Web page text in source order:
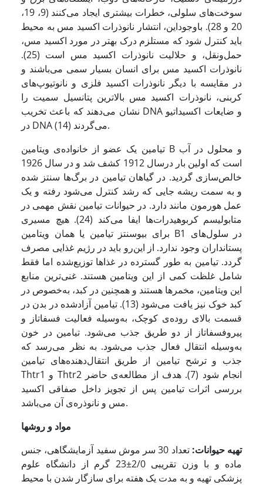
سوخت‌های سلولی، خطرات بیشتری ایجاد می‌کنند (9، 19،
20 و 28). باوجوداین، انتشار نانوذرات اکسید مس به محیط
باید کنترل شود که مستلزم درک بهتر در مورد اکسید مس،
حمل‌ونقل، و حلالیت نانوذرات اکسید مس است (25).
نانوذرات اکسید مس برای انسان بسیار سمی می‌باشند و
در مقایسه با دیگر نانوذرات اکسید فلزی و نانوتیوپ‌های
کربنی، نانوذرات اکسید مس بالاترین پتانسیل سمیت را
نشان می‌دهند که باعث تخریب DNA و ضایعات اکسیداتیو
در DNA می‌گردند (14).
تیامین یک عضو از خانواده‌ی ویتامین B و محلول در آب
است که اولین بار درسال 1912 کشف شد و در سال 1926
خالص‌سازی گردید. در گیاهان تیامین در برگ‌ها سنتز شده
و به سمت ریشه جایی که رشد کنترل می‌شود رفته و یک
عمل هورمون مانند دارد. در حیوانات تیامین نقش مهمی در
متابولیسم کربوهیدرات‌ها ایفا می‌کند (24). هیچ مسیری
برای بیوسنتز تیامین یا همان ویتامین B1 در سلول‌های
پستانداران وجود ندارد. از این‌رو باید در رژیم غذایی مصرف
گردد. تیامین به طور گسترده در غذاها توزیع‌شده اما فقط
شامل غلظت کمی از این ویتامین هستند. غنی‌ترین منابع
این ویتامین، مخمرها هستند و همچنین در کبد، به‌خصوص در
کبد خوک نیز یافت می‌شود (13). تیامین آزادشده در بدن در
قسمت بالای روده‌ی کوچک، به‌وسیله فعالیت فسفاتاز و
پیروفسفاتاز از دو طریق جذب می‌شود. تیامین در خون
به‌وسیله انتقال فعال جذب می‌شود. به نظر می‌رسد که
جذب و ترشح تیامین از طریق انتقال‌دهنده‌های تیامین
Thtr1 و Thtr2 انجام شود (7). هدف از مطالعه‌ی حاضر
بررسی اثرات تیامین پس از تجویز داخل صفاقی اکسید
مس و نانوذره‌ی آن می‌باشد.
مواد و روشها
تهیه حیوانات:
تعداد 30 سر موش سفید آزمایشگاهی، جنس
ماده و با وزن تقریبی 2/0±23 گرم از دانشگاه علوم
پزشکی تهیه و به مدت یک هفته برای سازگار شدن با محیط